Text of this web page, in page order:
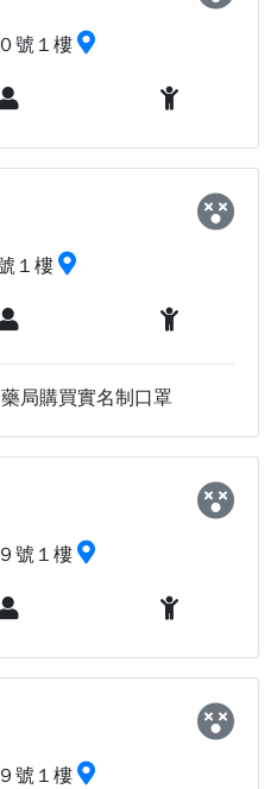
號１樓
１樓
局購買實名制口罩
號１樓
號１樓